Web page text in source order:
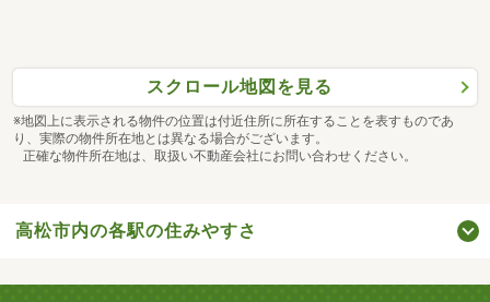
スクロール地図を見る
※地図上に表示される物件の位置は付近住所に所在することを表すものであ
り、実際の物件所在地とは異なる場合がございます。
正確な物件所在地は、取扱い不動産会社にお問い合わせください。
高松市内の各駅の住みやすさ